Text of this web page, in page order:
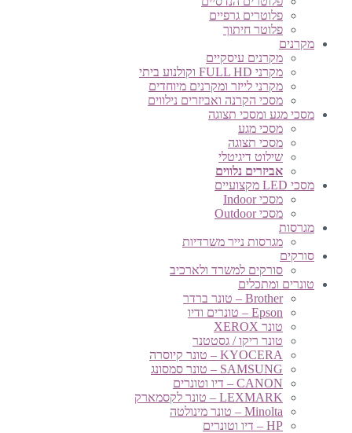
פלוטרים גרפיים
פלוטר חיתוך
מקרנים
מקרנים עיסקיים
מקרני FULL HD וקולנוע ביתי
מקרני לייזר ומקרנים מיוחדים
מסכי הקרנה ואביזרים נילווים
מסכי מגע ומסכי תצוגה
מסכי מגע
מסכי תצוגה
שילוט דיגיטלי
אביזרים נלווים
מסכי LED מקצועיים
מסכי Indoor
מסכי Outdoor
מגרסות
מגרסות נייר משרדיות
סורקים
סורקים למשרד ולארכיב
טונרים ומתכלים
Brother – טונר ברדר
Epson – טונרים ודיו
טונר XEROX
טונר ריקו / גסטטנר
KYOCERA – טונר קיוסרה
SAMSUNG – טונר סמסונג
CANON – דיו וטונרים
LEXMARK – טונר לקסמארק
Minolta – טונר מינולטה
HP – דיו וטונרים